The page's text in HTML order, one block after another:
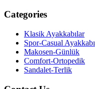
Categories
Klasik Ayakkabılar
Spor-Casual Ayakkabı
Makosen-Günlük
Comfort-Ortopedik
Sandalet-Terlik